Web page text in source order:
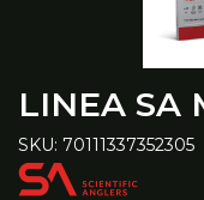
LINEA SA
SKU: 70111337352305